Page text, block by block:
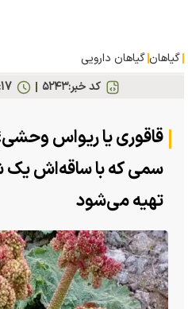
گیاهان گیاهان دارویی
کد خبر:۵۲۴۳
قاقوری یا ریواس
سمی که با ساقه‌اش یک
تهیه می‌شود